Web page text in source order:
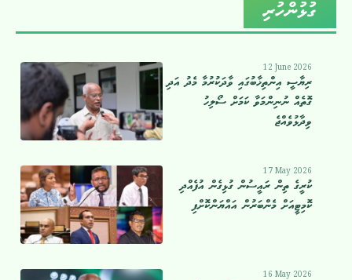
ގުޅުންހުރި
12 June 2026
ރިޔާސީ އިންތިޚާބުގައި ވާދަކުރުމާ މެދު އަދި
ގޮތެއް ނުނިންމަވާ ކަމަށް ސޯލިހު
ވިދާޅުވެއްޖެ
17 May 2026
ކުރީގެ ތިން ރައީސުން ގުޅިގެން އުފެއްދި
ކޮމިޓީއަށް މެންބަރުން އައްޔަންކޮށްފި
16 May 2026